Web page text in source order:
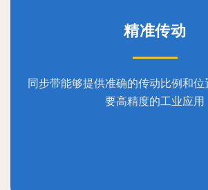
精准传动
同步带能够提供准确的传动比例和
要高精度的工业应用